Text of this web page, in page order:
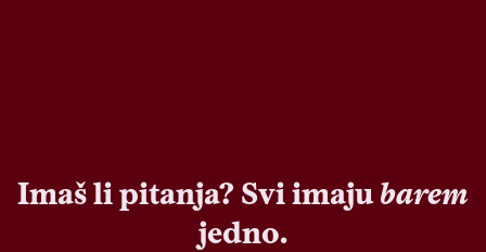
Imaš li pitanja? Svi imaju barem
jedno.